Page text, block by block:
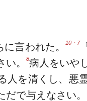
言われた。 10・7
い。8病人をいや
人を清くし、悪
で与えなさい。